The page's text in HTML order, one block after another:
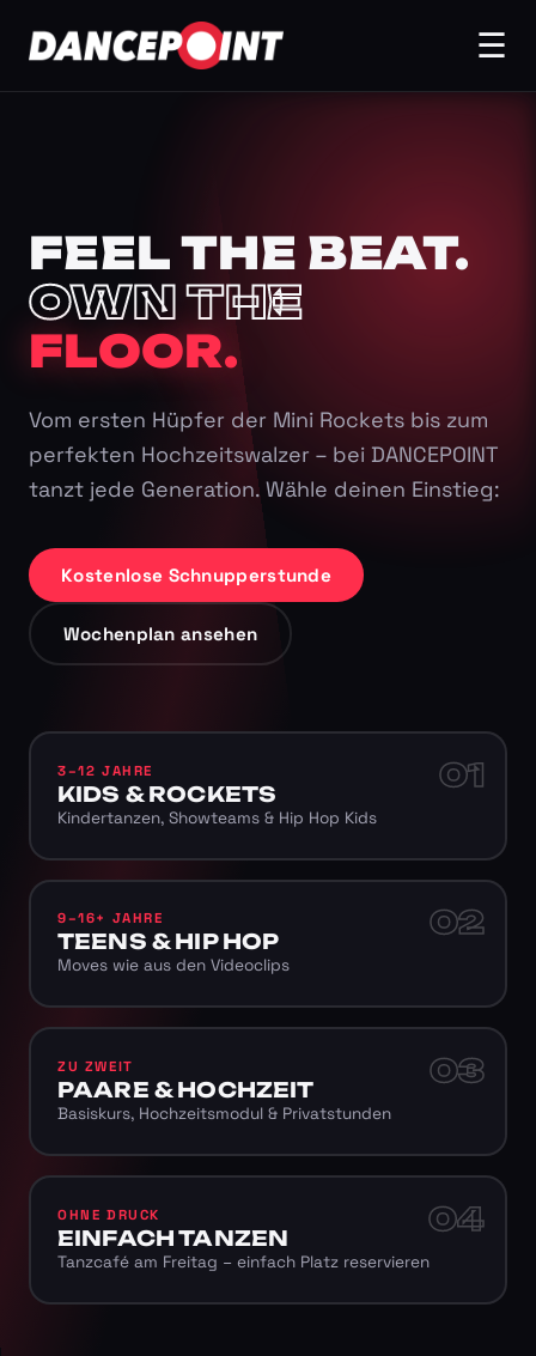
☰
FEEL THE BEAT.
OWN THE
FLOOR.
Vom ersten Hüpfer der Mini Rockets bis zum
perfekten Hochzeitswalzer – bei DANCEPOINT
tanzt jede Generation. Wähle deinen Einstieg:
Kostenlose Schnupperstunde
Wochenplan ansehen
01
3–12 JAHRE
KIDS & ROCKETS
Kindertanzen, Showteams & Hip Hop Kids
02
9–16+ JAHRE
TEENS & HIP HOP
Moves wie aus den Videoclips
03
ZU ZWEIT
PAARE & HOCHZEIT
Basiskurs, Hochzeitsmodul & Privatstunden
04
OHNE DRUCK
EINFACH TANZEN
Tanzcafé am Freitag – einfach Platz reservieren